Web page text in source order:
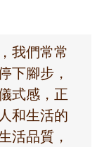
我們常常
下腳步，
式感，正
和生活的
活品質，